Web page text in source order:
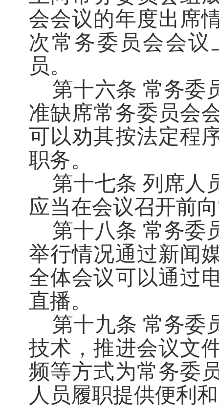
会会议的年度出席
次常务委员会会
员。
第十六条 常务委
准缺席常务委员会
可以劝其按法定程
职务。
第十七条 列席人
应当在会议召开前
第十八条 常务委
举行情况通过新闻
全体会议可以通过
直播。
第十九条 常务委
技术，推进会议文
频等方式为常务委
人员履职提供便利